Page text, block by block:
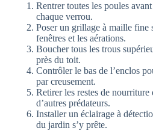
Rentrer toutes les poules
chaque verrou.
Poser un grillage à maille fine
fenêtres et les aérations.
Boucher tous les trous
près du toit.
Contrôler le bas de l’enclos
par creusement.
Retirer les restes de nourriture
d’autres prédateurs.
Installer un éclairage à
du jardin s’y prête.